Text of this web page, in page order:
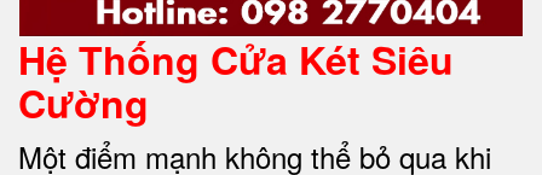
Hệ Thống Cửa Két Siêu
Cường
Một điểm mạnh không thể bỏ qua khi